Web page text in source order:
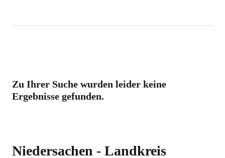
Zu Ihrer Suche wurden leider keine
Ergebnisse gefunden.
Niedersachen - Landkreis